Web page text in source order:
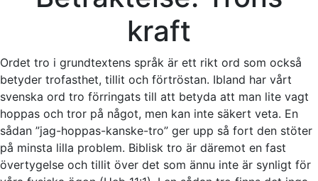
kraft
Ordet tro i grundtextens språk är ett rikt ord som också
betyder trofasthet, tillit och förtröstan. Ibland har vårt
svenska ord tro förringats till att betyda att man lite vagt
hoppas och tror på något, men kan inte säkert veta. En
sådan ”jag-hoppas-kanske-tro” ger upp så fort den stöter
på minsta lilla problem. Biblisk tro är däremot en fast
övertygelse och tillit över det som ännu inte är synligt för